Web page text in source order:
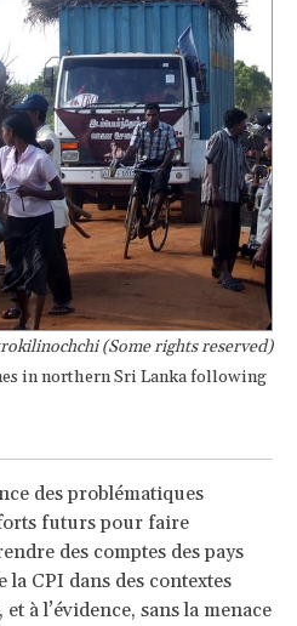
(Some rights reserved)
in northern Sri Lanka following
des problématiques
futurs pour faire
des comptes des pays
la CPI dans des contextes
à l’évidence, sans la menace